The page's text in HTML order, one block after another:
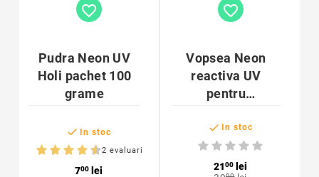
favorite_border
Pudra Neon UV
Holi pachet 100
grame
 In stoc
2 evaluari
700 lei
favorite_border
Vopsea Neon
reactiva UV
pentru
flacon 50 ml
 In stoc
2100 lei